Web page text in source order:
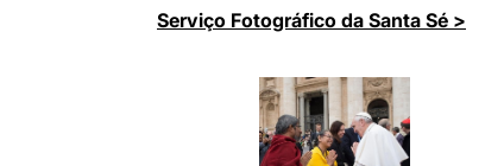
Serviço Fotográfico da Santa Sé >